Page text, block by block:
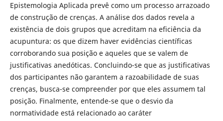
Epistemologia Aplicada prevê como um processo arrazoado
de construção de crenças. A análise dos dados revela a
existência de dois grupos que acreditam na eficiência da
acupuntura: os que dizem haver evidências científicas
corroborando sua posição e aqueles que se valem de
justificativas anedóticas. Concluindo-se que as justificativas
dos participantes não garantem a razoabilidade de suas
crenças, busca-se compreender por que eles assumem tal
posição. Finalmente, entende-se que o desvio da
normatividade está relacionado ao caráter